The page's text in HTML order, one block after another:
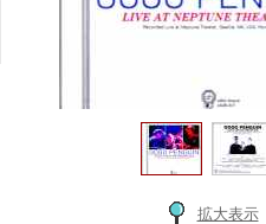
拡大表示